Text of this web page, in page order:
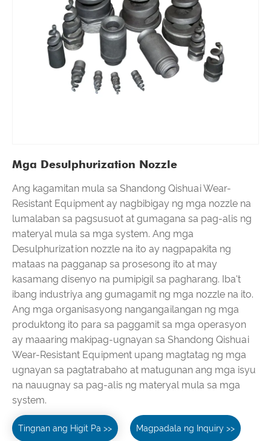
Mga Desulphurization Nozzle
Ang kagamitan mula sa Shandong Qishuai Wear-
Resistant Equipment ay nagbibigay ng mga nozzle na
lumalaban sa pagsusuot at gumagana sa pag-alis ng
materyal mula sa mga system. Ang mga
Desulphurization nozzle na ito ay nagpapakita ng
mataas na pagganap sa prosesong ito at may
kasamang disenyo na pumipigil sa pagharang. Iba't
ibang industriya ang gumagamit ng mga nozzle na ito.
Ang mga organisasyong nangangailangan ng mga
produktong ito para sa paggamit sa mga operasyon
ay maaaring makipag-ugnayan sa Shandong Qishuai
Wear-Resistant Equipment upang magtatag ng mga
ugnayan sa pagtatrabaho at matugunan ang mga isyu
na nauugnay sa pag-alis ng materyal mula sa mga
system.
Tingnan ang Higit Pa >> Magpadala ng Inquiry >>